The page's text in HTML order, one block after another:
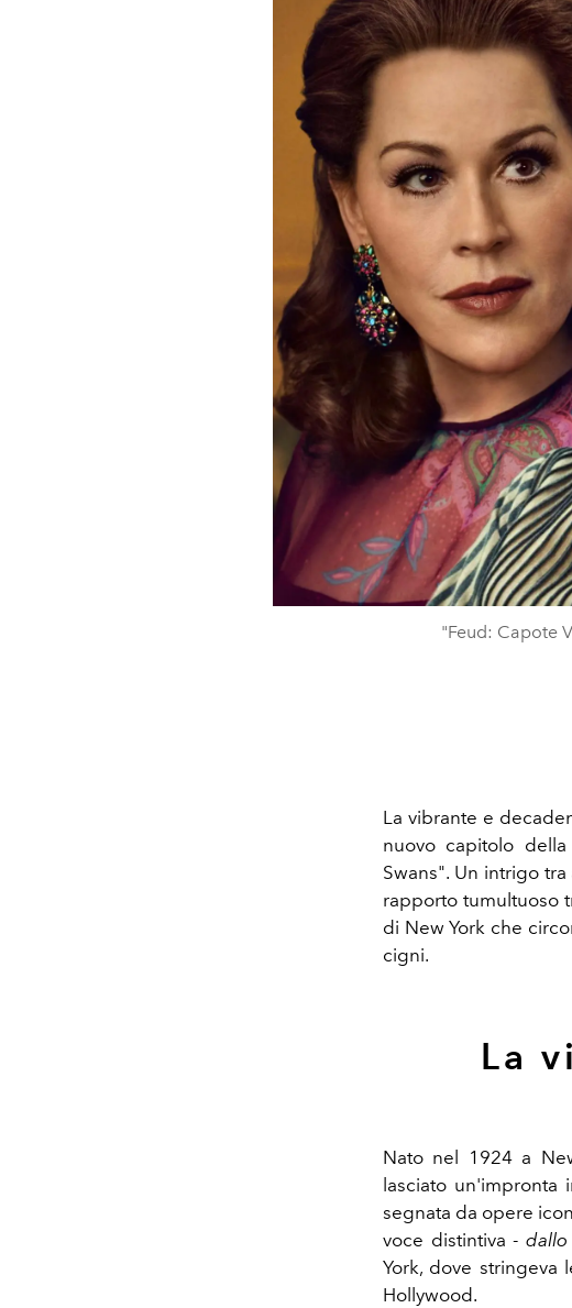
"Feud: Capote
La vibrante e
nuovo capitolo
Swans". Un intrigo
rapporto tumultuoso
di New York che
cigni.
La
Nato nel 1924 a
lasciato un'impronta
segnata da opere
voce distintiva -
York, dove stringeva
Hollywood.